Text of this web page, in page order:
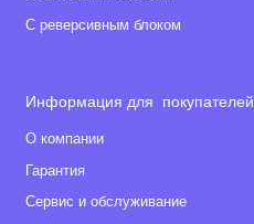
С реверсивным блоком
Информация для покупателей
О компании
Гарантия
Сервис и обслуживание